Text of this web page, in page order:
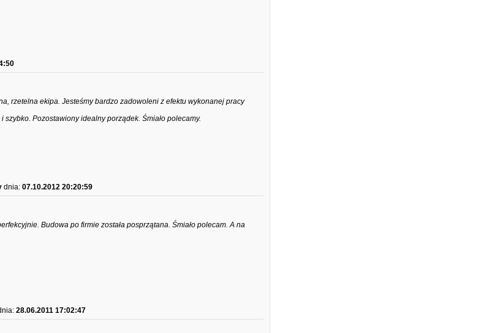
rzetelna ekipa. Jesteśmy bardzo zadowoleni z efektu wykonanej pracy
Pozostawiony idealny porządek. Śmiało polecamy.
dnia: 07.10.2012 20:20:59
Budowa po firmie została posprzątana. Śmiało polecam. A na
28.06.2011 17:02:47